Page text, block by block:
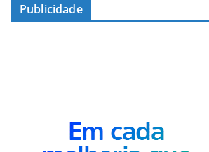
Publicidade